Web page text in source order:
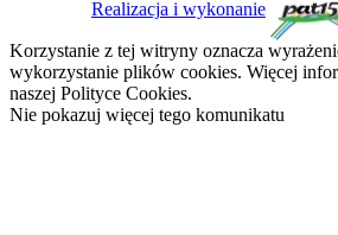
Realizacja i wykonanie
Korzystanie z tej witryny oznacza
wykorzystanie plików cookies. Więcej
naszej Polityce Cookies.
Nie pokazuj więcej tego komunikatu